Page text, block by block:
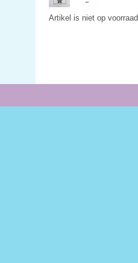
Artikel is niet op voorraad